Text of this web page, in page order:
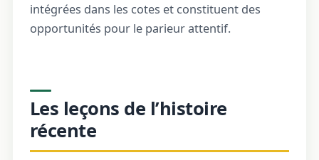
intégrées dans les cotes et constituent des
opportunités pour le parieur attentif.
Les leçons de l’histoire
récente